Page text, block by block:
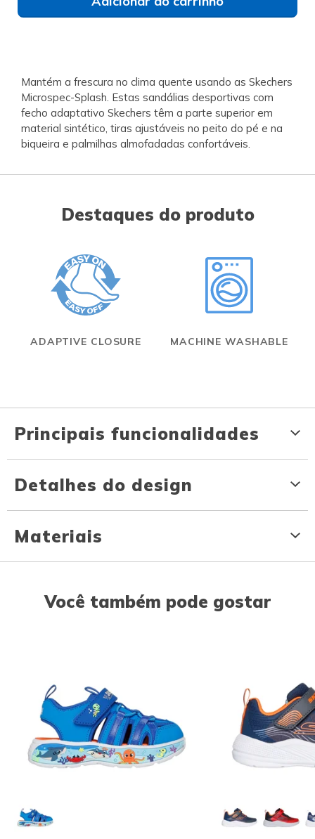
Mantém a frescura no clima quente usando as Skechers
Microspec-Splash. Estas sandálias desportivas com
fecho adaptativo Skechers têm a parte superior em
material sintético, tiras ajustáveis no peito do pé e na
biqueira e palmilhas almofadadas confortáveis.
Destaques do produto
ADAPTIVE CLOSURE MACHINE WASHABLE
Principais funcionalidades
Detalhes do design
Materiais
Você também pode gostar